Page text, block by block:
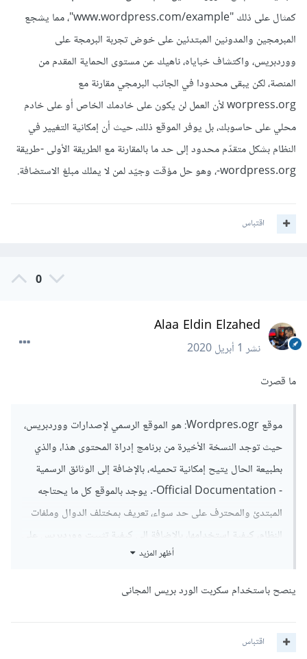
كمثال على ذلك "www.wordpress.com/example"، مما يشجع
المبرمجين والمدونين المبتدئين على خوض تجربة البرمجة على
ووردبريس، واكتشاف خباياه، ناهيك عن مستوى الحماية المقدم من
المنصة، لكن يبقى محدودا في الجانب البرمجي مقارنة مع
worpress.org لأن العمل لن يكون على خادمك الخاص أو على خادم
محلي على حاسوبك، بل يوفر الموقع ذلك، حيث أن إمكانية التغيير في
النظام بشكل متقدّم محدود إلى حد ما بالمقارنة مع الطريقة الأولى -طريقة
wordpress.org-، وهو حل مؤقت وجيّد لمن لا يملك مبلغ الاستضافة.
اقتباس
0
Alaa Eldin Elzahed
نشر1 أبريل 2020
ما قصرت
موقع Wordpres.ogr: هو الموقع الرسمي لإصدارات ووردبريس،
حيث توجد النسخة الأخيرة من برنامج إدراة المحتوى هذا، والذي
بطبيعة الحال يتيح إمكانية تحميله، بالإضافة إلى الوثائق الرسمية
- Official Documentation-. يوجد بالموقع كل ما يحتاجه
المبتدئ والمحترف على حد سواء، تعريف بمختلف الدوال وملفات
النظام، كيفية استخدامها، بالإضافة إلى كيفية تثبيت ووردبريس على
الحاسوب أو الخادم، وأمور أخرى مهمة.
أظهر المزيد
ينصح باستخدام سكربت الورد بريس المجانى
اقتباس